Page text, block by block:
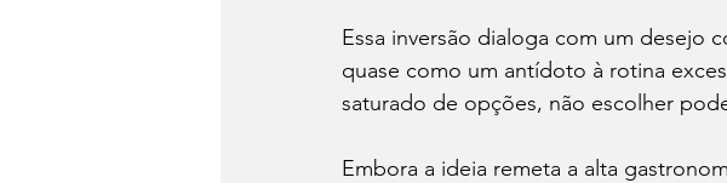
Essa inversão dialoga com um desejo
quase como um antídoto à rotina
saturado de opções, não escolher
Embora a ideia remeta a alta